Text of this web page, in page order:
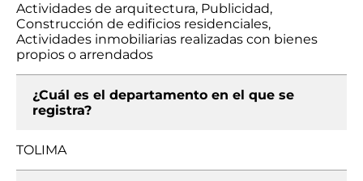
Actividades de arquitectura, Publicidad,
Construcción de edificios residenciales,
Actividades inmobiliarias realizadas con bienes
propios o arrendados
¿Cuál es el departamento en el que se
registra?
TOLIMA